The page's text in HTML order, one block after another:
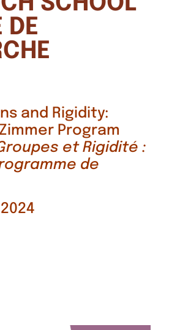
DE
and Rigidity:
Program
et Rigidité :
de